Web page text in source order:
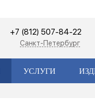
+7 (812) 507-84-22
Санкт-Петербург
УСЛУГИ